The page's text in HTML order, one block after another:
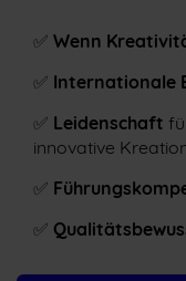
✅ Wenn
✅ Internationale
✅ Leidenschaft
innovative
✅
✅